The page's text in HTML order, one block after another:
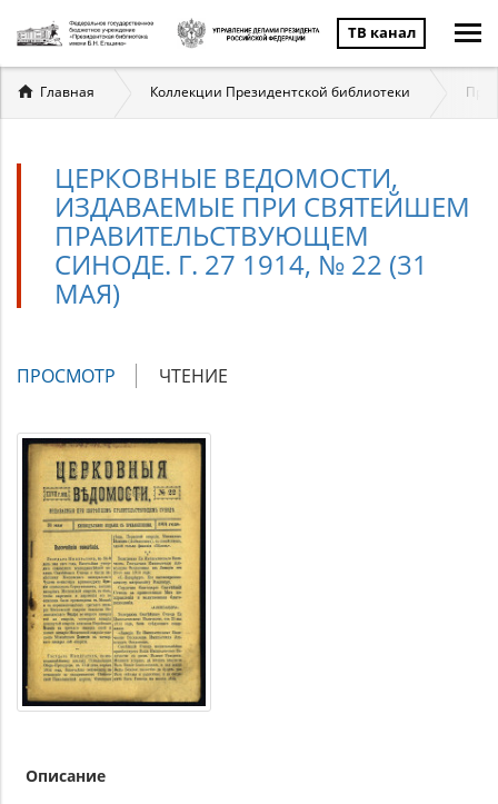
ТВ канал
Вы
здесь
Главная Коллекции Президентской библиотеки
ЦЕРКОВНЫЕ ВЕДОМОСТИ,
ИЗДАВАЕМЫЕ ПРИ СВЯТЕЙШЕМ
ПРАВИТЕЛЬСТВУЮЩЕМ
СИНОДЕ. Г. 27 1914, № 22 (31
МАЯ)
Главные
ПРОСМОТР (АКТИВНАЯ
ЧТЕНИЕ
Описание